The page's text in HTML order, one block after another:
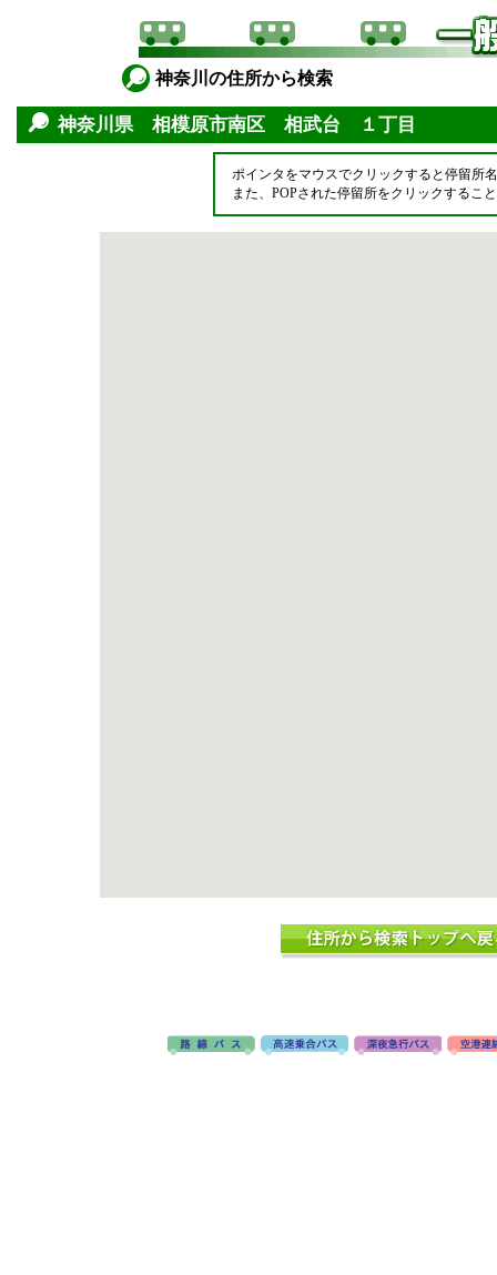
神奈川の住所から検索
神奈川県 相模原市南区 相武台 １丁目
ポインタをマウスでクリックすると停留所
また、POPされた停留所をクリックするこ